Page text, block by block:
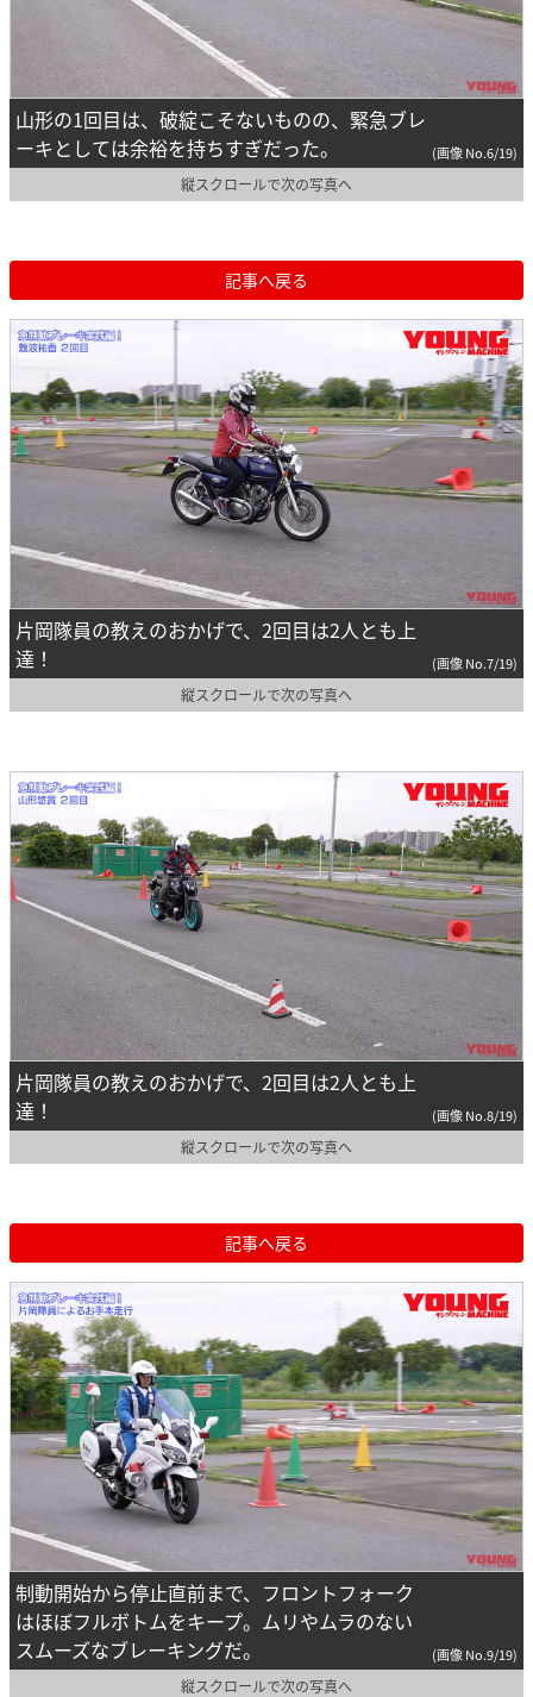
山形の1回目は、破綻こそないものの、緊急ブレ
ーキとしては余裕を持ちすぎだった。
(画像 No.6/19)
縦スクロールで次の写真へ
記事へ戻る
片岡隊員の教えのおかげで、2回目は2人とも上
達！
(画像 No.7/19)
縦スクロールで次の写真へ
片岡隊員の教えのおかげで、2回目は2人とも上
達！
(画像 No.8/19)
縦スクロールで次の写真へ
記事へ戻る
制動開始から停止直前まで、フロントフォーク
はほぼフルボトムをキープ。ムリやムラのない
スムーズなブレーキングだ。
(画像 No.9/19)
縦スクロールで次の写真へ